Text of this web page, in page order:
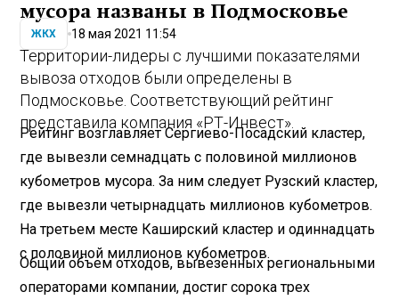
мусора названы в Подмосковье
ЖКХ 18 мая 2021 11:54
Территории-лидеры с лучшими показателями
вывоза отходов были определены в
Подмосковье. Соответствующий рейтинг
представила компания «РТ-Инвест».
Рейтинг возглавляет Сергиево-Посадский кластер,
где вывезли семнадцать с половиной миллионов
кубометров мусора. За ним следует Рузский кластер,
где вывезли четырнадцать миллионов кубометров.
На третьем месте Каширский кластер и одиннадцать
с половиной миллионов кубометров.
Общий объем отходов, вывезенных региональными
операторами компании, достиг сорока трех